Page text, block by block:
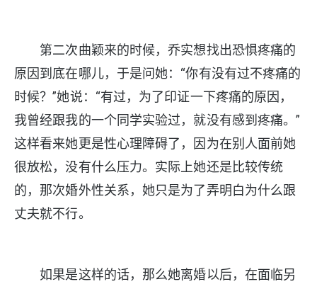
第二次曲颖来的时候，乔实想找出恐惧疼痛的
原因到底在哪儿，于是问她：“你有没有过不疼痛的
时候？”她说：“有过，为了印证一下疼痛的原因，
我曾经跟我的一个同学实验过，就没有感到疼痛。”
这样看来她更是性心理障碍了，因为在别人面前她
很放松，没有什么压力。实际上她还是比较传统
的，那次婚外性关系，她只是为了弄明白为什么跟
丈夫就不行。
如果是这样的话，那么她离婚以后，在面临另